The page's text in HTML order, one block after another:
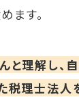
ます。
と理解し、
税理士法人